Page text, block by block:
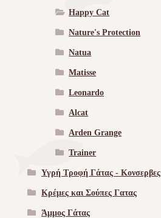
Happy Cat
Nature's Protection
Natua
Matisse
Leonardo
Alcat
Arden Grange
Trainer
Υγρή Τροφή Γάτας - Kονσερβες
Κρέμες και Σούπες Γατας
Άμμος Γάτας